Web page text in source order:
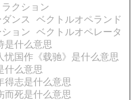
クション
ンス
ベクトルオペランド
ョン
ベクトルオペレータ
是什么意思
忧国作《载驰》是什么意思
什么意思
得志是什么意思
而死是什么意思